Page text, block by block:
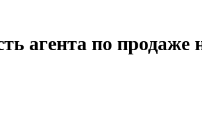
агента по продаже